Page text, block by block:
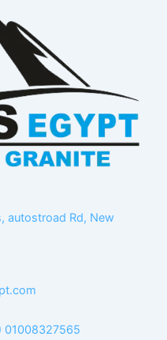
autostroad Rd, New
01008327565